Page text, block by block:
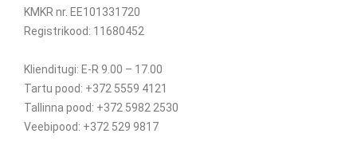
KMKR nr. EE101331720
Registrikood: 11680452
Klienditugi: E-R 9.00 – 17.00
Tartu pood: +372 5559 4121
Tallinna pood: +372 5982 2530
Veebipood: +372 529 9817